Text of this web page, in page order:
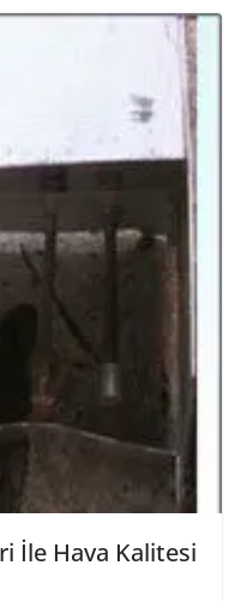
İle Hava Kalitesi